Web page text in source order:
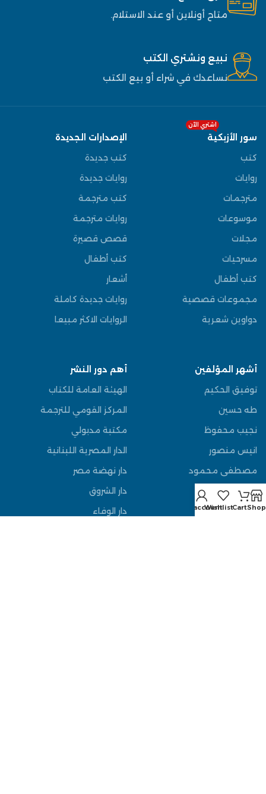
متاح أونلاين أو عند الاستلام.
نبيع ونشتري الكتب
نساعدك في شراء أو بيع الكتب
سور الأزبكية
اشتري الآن
كتب
روايات
مترجمات
موسوعات
مجلات
مسرحيات
كتب أطفال
مجموعات قصصية
دواوين شعرية
الإصدارات الجديدة
كتب جديدة
روايات جديدة
كتب مترجمة
روايات مترجمة
قصص قصيرة
كتب أطفال
أشعار
روايات جديدة كاملة
الروايات الاكثر مبيعا
أشهر المؤلفين
توفيق الحكيم
طه حسين
نجيب محفوظ
انيس منصور
مصطفى محمود
عباس العقاد
يوسف السباعي
أهم دور النشر
الهيئة العامة للكتاب
المركز القومي للترجمة
مكتبة مدبولي
الدار المصرية اللبنانية
دار نهضة مصر
دار الشروق
دار الوفاء
Shop
Cart
Wishlist
My account